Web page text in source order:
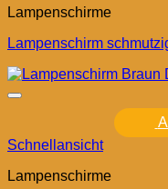
Lampenschirme
Lampenschirm
Schnellansicht
Lampenschirme